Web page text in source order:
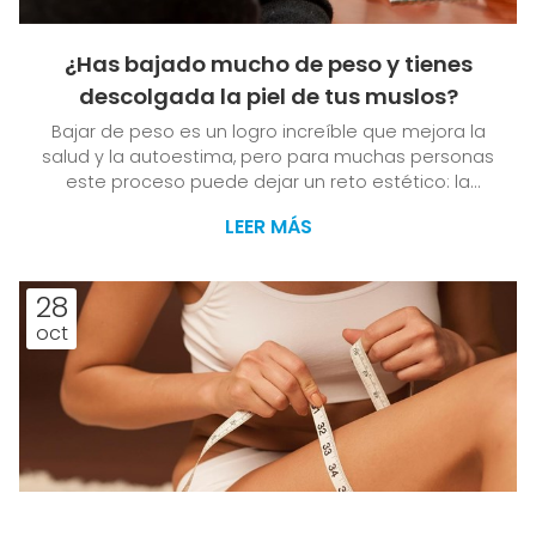
¿Has bajado mucho de peso y tienes
descolgada la piel de tus muslos?
Bajar de peso es un logro increíble que mejora la
salud y la autoestima, pero para muchas personas
este proceso puede dejar un reto estético: la
muslos. Si has perdido una cantidad considerable
zona, no estás solo. Es un problema común después
de pérdidas significativas de peso, y,
afortunadamente, existen soluciones efectivas para
recuperar la firmeza y definir la figura. En Clínica Dr. J.
L. ...
LEER MÁS
28
oct